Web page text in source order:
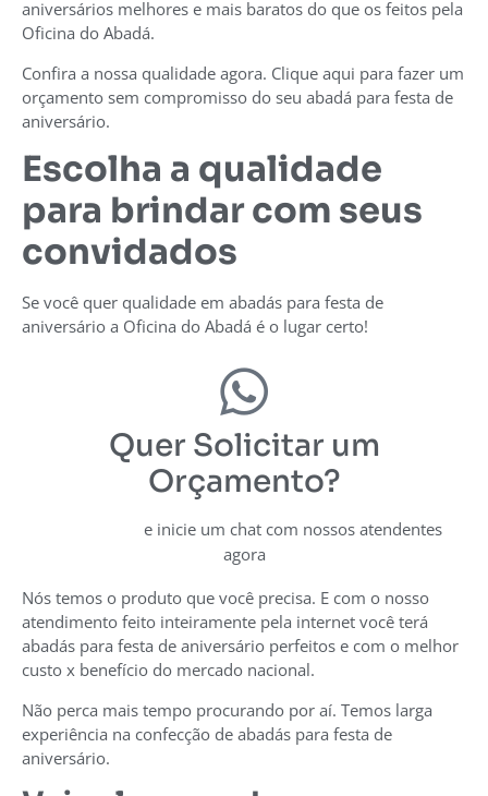
aniversários melhores e mais baratos do que os feitos pela
Oficina do Abadá.
Confira a nossa qualidade agora. Clique aqui para fazer um
orçamento sem compromisso do seu abadá para festa de
aniversário.
Escolha a qualidade
para brindar com seus
convidados
Se você quer qualidade em abadás para festa de
aniversário a Oficina do Abadá é o lugar certo!
Quer Solicitar um
Orçamento?
e inicie um chat com nossos atendentes
agora
Nós temos o produto que você precisa. E com o nosso
atendimento feito inteiramente pela internet você terá
abadás para festa de aniversário perfeitos e com o melhor
custo x benefício do mercado nacional.
Não perca mais tempo procurando por aí. Temos larga
experiência na confecção de abadás para festa de
aniversário.